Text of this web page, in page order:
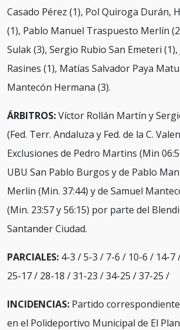
Casado Pérez (1), Pol Quiroga Durán,
(1), Pablo Manuel Traspuesto Merlín
Sulak (3), Sergio Rubio San Emeteri
Rasines (1), Matías Salvador Paya
Mantecón Hermana (3).
ÁRBITROS:Víctor Rollán Martín y
(Fed. Terr. Andaluza y Fed. de la C.
Exclusiones de Pedro Martins (Min
UBU San Pablo Burgos y de Pablo
Merlin (Min. 37:44) y de Samuel
(Min. 23:57 y 56:15) por parte del
Santander Ciudad.
PARCIALES: 4-3 / 5-3 / 7-6 / 10-6 / 14-7
25-17 / 28-18 / 31-23 / 34-25 / 37-25 /
INCIDENCIAS: Partido
en el Polideportivo Municipal de El